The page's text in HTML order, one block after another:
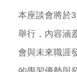
本座談會將於
舉行，內容涵
會與未來職涯